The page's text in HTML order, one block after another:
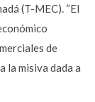
(T-MEC). “El
de
la misiva dada a